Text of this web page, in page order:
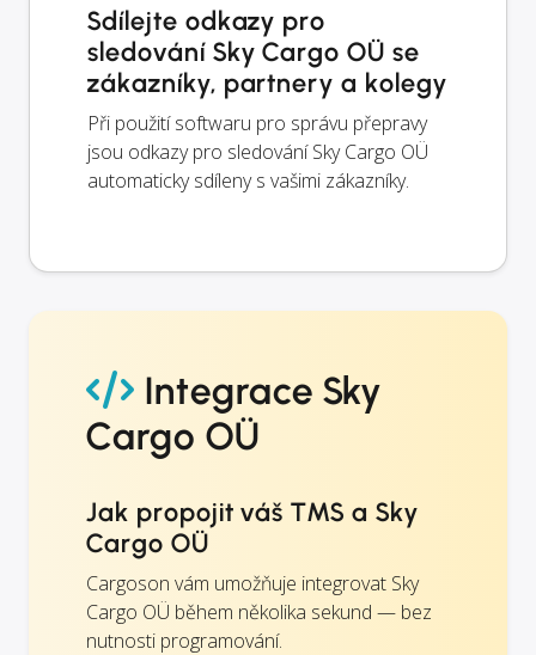
Sdílejte odkazy pro
sledování Sky Cargo OÜ se
zákazníky, partnery a kolegy
Při použití softwaru pro správu přepravy
jsou odkazy pro sledování Sky Cargo OÜ
automaticky sdíleny s vašimi zákazníky.
Integrace Sky
Cargo OÜ
Jak propojit váš TMS a Sky
Cargo OÜ
Cargoson vám umožňuje integrovat Sky
Cargo OÜ během několika sekund — bez
nutnosti programování.